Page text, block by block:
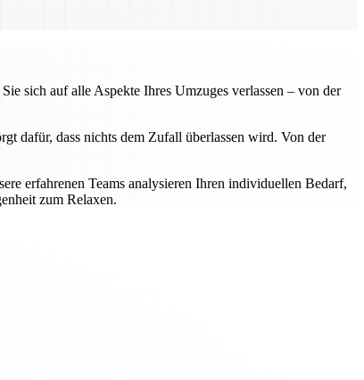
sich auf alle Aspekte Ihres Umzuges verlassen – von der
dafür, dass nichts dem Zufall überlassen wird. Von der
erfahrenen Teams analysieren Ihren individuellen Bedarf,
zum Relaxen.